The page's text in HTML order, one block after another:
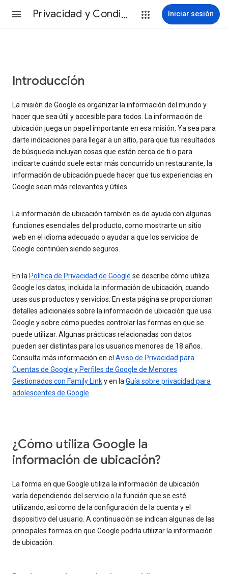
Privacidad y Condiciones Iniciar sesión
Introducción
La misión de Google es organizar la información del mundo y
hacer que sea útil y accesible para todos. La información de
ubicación juega un papel importante en esa misión. Ya sea para
darte indicaciones para llegar a un sitio, para que tus resultados
de búsqueda incluyan cosas que están cerca de ti o para
indicarte cuándo suele estar más concurrido un restaurante, la
información de ubicación puede hacer que tus experiencias en
Google sean más relevantes y útiles.
La información de ubicación también es de ayuda con algunas
funciones esenciales del producto, como mostrarte un sitio
web en el idioma adecuado o ayudar a que los servicios de
Google continúen siendo seguros.
En la Política de Privacidad de Google se describe cómo utiliza
Google los datos, incluida la información de ubicación, cuando
usas sus productos y servicios. En esta página se proporcionan
detalles adicionales sobre la información de ubicación que usa
Google y sobre cómo puedes controlar las formas en que se
puede utilizar. Algunas prácticas relacionadas con datos
pueden ser distintas para los usuarios menores de 18 años.
Consulta más información en el Aviso de Privacidad para
Cuentas de Google y Perfiles de Google de Menores
Gestionados con Family Linky en la Guía sobre privacidad para
adolescentes de Google
¿Cómo utiliza Google la
información de ubicación?
La forma en que Google utiliza la información de ubicación
varía dependiendo del servicio o la función que se esté
utilizando, así como de la configuración de la cuenta y el
dispositivo del usuario. A continuación se indican algunas de las
principales formas en que Google podría utilizar la información
de ubicación.